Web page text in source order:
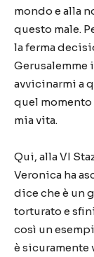
mondo e alla
questo male.
la ferma
Gerusalemme
avvicinarmi a
quel
mia vita.
Qui, alla VI
Veronica ha
dice che è un
torturato e
così un
è sicuramente